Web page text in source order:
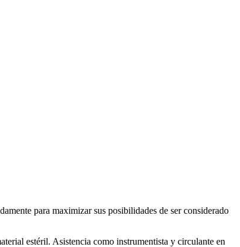
para maximizar sus posibilidades de ser considerado
estéril. Asistencia como instrumentista y circulante en